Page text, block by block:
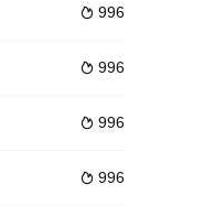
 996
 996
 996
 996